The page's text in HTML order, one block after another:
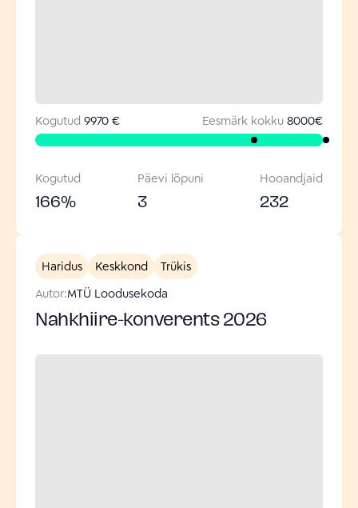
Kogutud 9970 € Eesmärk kokku 8000€
Kogutud
166%
Päevi lõpuni
3
Hooandjaid
232
Haridus Keskkond
Trükis
Autor:MTÜ Loodusekoda
Nahkhiire-konverents 2026